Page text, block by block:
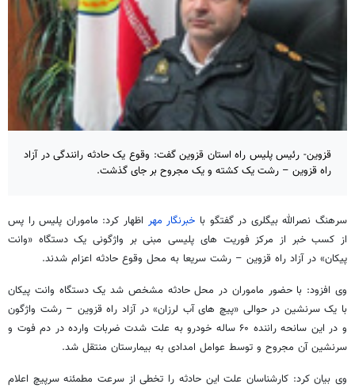
قزوین- رئیس پلیس راه استان قزوین گفت: وقوع یک حادثه رانندگی در آزاد
راه قزوین – رشت یک کشته و یک مجروح بر جای گذشت.
سرهنگ نصرالله بیگلری در گفتگو با خبرنگار مهر اظهار کرد: ماموران پلیس را پس
از کسب خبر از مرکز فوریت های پلیسی مبنی بر واژگونی یک دستگاه «وانت
پیکان» در آزاد راه قزوین – رشت سریعا به محل وقوع حادثه اعزام شدند.
وی افزود: با حضور ماموران در محل حادثه مشخص شد یک دستگاه وانت پیکان
با یک سرنشین در حوالی «پیچ های آب لرزان» در آزاد راه قزوین – رشت واژگون
و در این سانحه راننده ۶۰ ساله خودرو به علت شدت ضربات وارده در دم فوت و
سرنشین آن مجروح و توسط عوامل امدادی به بیمارستان منتقل شد.
وی بیان کرد: کارشناسان علت این حادثه را تخطی از سرعت مطمئنه سرپیچ اعلام